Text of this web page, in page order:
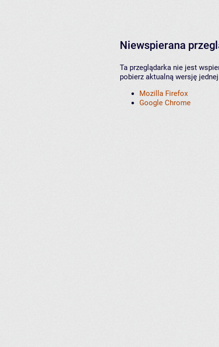
Niewspierana
Ta przeglądarka nie jest
pobierz aktualną wersję
Mozilla Firefox
Google Chrome